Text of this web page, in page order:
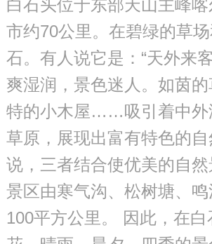
白石头位于东部天山主峰
市约70公里。在碧绿的草
石。有人说它是：“天外来
爽湿润，景色迷人。如茵
特的小木屋……吸引着中外
草原，展现出富有特色的
说，三者结合使优美的自
景区由寒气沟、松树塘、
100平方公里。 因此，在